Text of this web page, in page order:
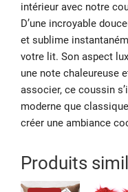
intérieur avec notre
D’une incroyable
et sublime
votre lit. Son aspect
une note chaleureuse
associer, ce coussin
moderne que
créer une ambiance
Produits